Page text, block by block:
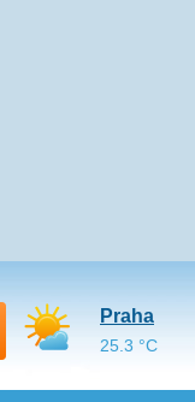
Praha
25.3 °C